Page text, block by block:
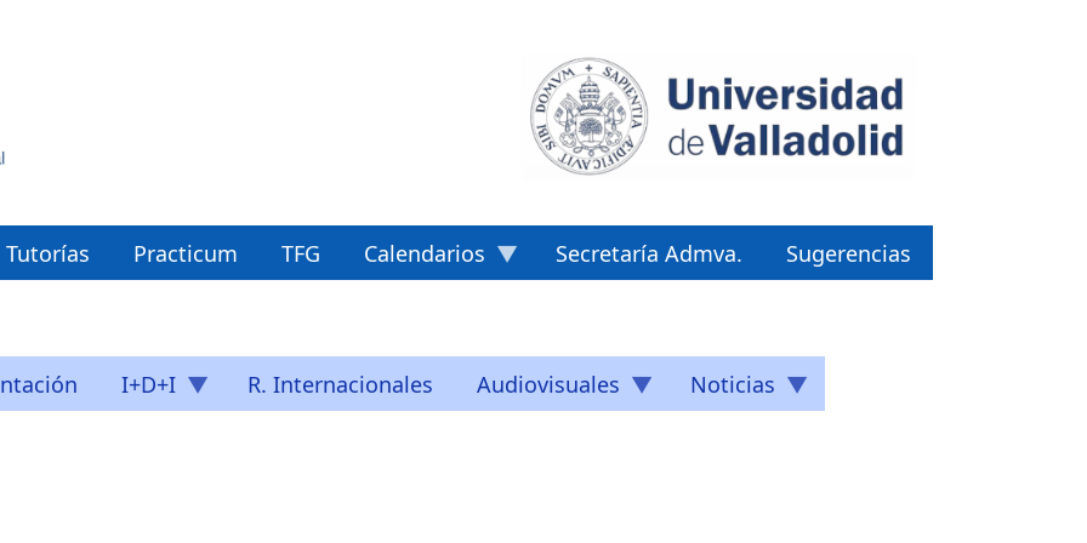
Tutorías Practicum TFG Calendarios Secretaría Admva. Sugerencias
I+D+I R. Internacionales Audiovisuales Noticias